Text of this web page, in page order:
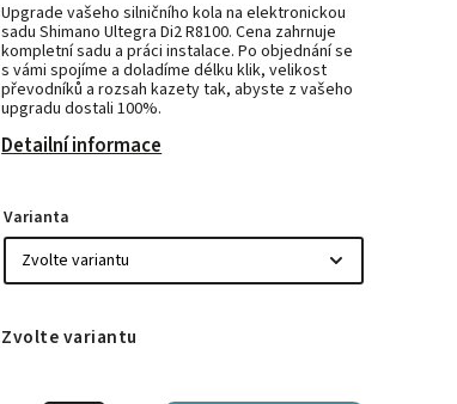
Upgrade vašeho silničního kola na elektronickou
sadu Shimano Ultegra Di2 R8100. Cena zahrnuje
kompletní sadu a práci instalace. Po objednání se
s vámi spojíme a doladíme délku klik, velikost
převodníků a rozsah kazety tak, abyste z vašeho
upgradu dostali 100%.
Detailní informace
Varianta
Zvolte variantu